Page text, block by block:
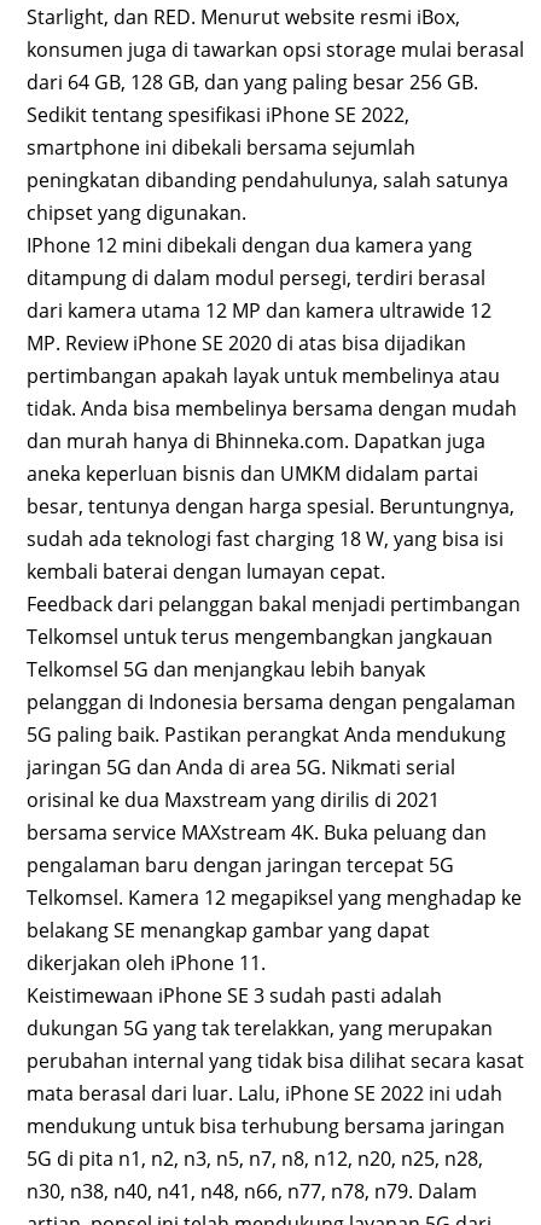
Starlight, dan RED. Menurut website resmi iBox,
konsumen juga di tawarkan opsi storage mulai berasal
dari 64 GB, 128 GB, dan yang paling besar 256 GB.
Sedikit tentang spesifikasi iPhone SE 2022,
smartphone ini dibekali bersama sejumlah
peningkatan dibanding pendahulunya, salah satunya
chipset yang digunakan.
IPhone 12 mini dibekali dengan dua kamera yang
ditampung di dalam modul persegi, terdiri berasal
dari kamera utama 12 MP dan kamera ultrawide 12
MP. Review iPhone SE 2020 di atas bisa dijadikan
pertimbangan apakah layak untuk membelinya atau
tidak. Anda bisa membelinya bersama dengan mudah
dan murah hanya di Bhinneka.com. Dapatkan juga
aneka keperluan bisnis dan UMKM didalam partai
besar, tentunya dengan harga spesial. Beruntungnya,
sudah ada teknologi fast charging 18 W, yang bisa isi
kembali baterai dengan lumayan cepat.
Feedback dari pelanggan bakal menjadi pertimbangan
Telkomsel untuk terus mengembangkan jangkauan
Telkomsel 5G dan menjangkau lebih banyak
pelanggan di Indonesia bersama dengan pengalaman
5G paling baik. Pastikan perangkat Anda mendukung
jaringan 5G dan Anda di area 5G. Nikmati serial
orisinal ke dua Maxstream yang dirilis di 2021
bersama service MAXstream 4K. Buka peluang dan
pengalaman baru dengan jaringan tercepat 5G
Telkomsel. Kamera 12 megapiksel yang menghadap ke
belakang SE menangkap gambar yang dapat
dikerjakan oleh iPhone 11.
Keistimewaan iPhone SE 3 sudah pasti adalah
dukungan 5G yang tak terelakkan, yang merupakan
perubahan internal yang tidak bisa dilihat secara kasat
mata berasal dari luar. Lalu, iPhone SE 2022 ini udah
mendukung untuk bisa terhubung bersama jaringan
5G di pita n1, n2, n3, n5, n7, n8, n12, n20, n25, n28,
n30, n38, n40, n41, n48, n66, n77, n78, n79. Dalam